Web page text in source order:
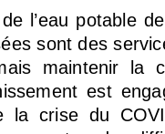
l’eau potable
sont des
maintenir la
est
la crise du